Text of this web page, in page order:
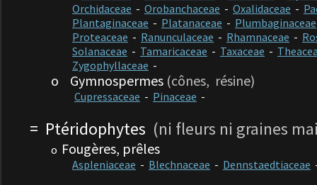
Orchidaceae - Orobanchaceae - Oxalidaceae -
Plantaginaceae - Platanaceae - Plumbaginaceae
Proteaceae - Ranunculaceae - Rhamnaceae -
Solanaceae - Tamaricaceae - Taxaceae -
Zygophyllaceae -
o Gymnospermes (cônes, résine)
Cupressaceae - Pinaceae -
= Ptéridophytes (ni fleurs ni graines
o Fougères, prêles
Aspleniaceae - Blechnaceae - Dennstaedtiaceae